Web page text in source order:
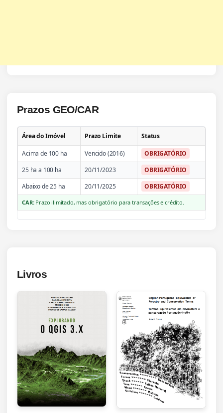
Prazos GEO/CAR
Área do Imóvel Prazo Limite Status
Acima de 100 ha Vencido (2016)
OBRIGATÓRIO
25 ha a 100 ha
20/11/2023
OBRIGATÓRIO
Abaixo de 25 ha
20/11/2025 OBRIGATÓRIO
CAR:Prazo ilimitado, mas obrigatório para transações e crédito.
Livros